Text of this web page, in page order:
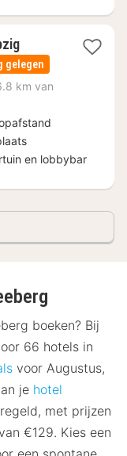
1
nacht
vanaf
€
gelegen
km van
en lobbybar
boeken? Bij
66 hotels in
voor Augustus,
je hotel
met prijzen
€129. Kies een